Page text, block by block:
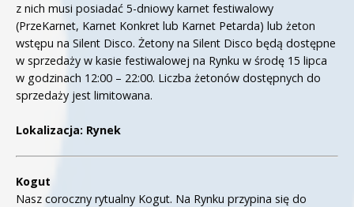
z nich musi posiadać 5-dniowy karnet festiwalowy
(PrzeKarnet, Karnet Konkret lub Karnet Petarda) lub żeton
wstępu na Silent Disco. Żetony na Silent Disco będą dostępne
w sprzedaży w kasie festiwalowej na Rynku w środę 15 lipca
w godzinach 12:00 – 22:00. Liczba żetonów dostępnych do
sprzedaży jest limitowana.
Lokalizacja: Rynek
Kogut
Nasz coroczny rytualny Kogut. Na Rynku przypina się do